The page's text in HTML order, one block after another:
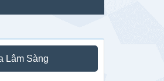
Lâm Sàng